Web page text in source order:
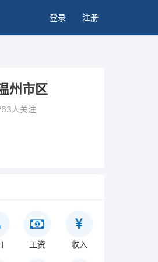
登录 注册
州市区
人关注
工资 收入